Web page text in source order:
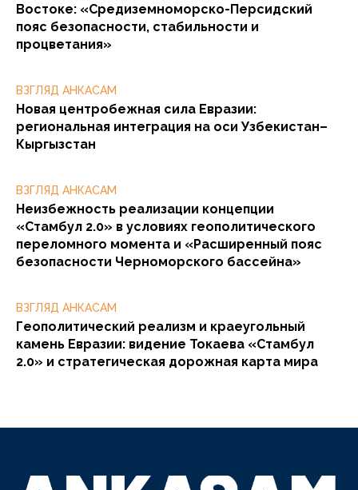
Востоке: «Средиземноморско-Персидский
пояс безопасности, стабильности и
процветания»
ВЗГЛЯД АНКАСАМ
Новая центробежная сила Евразии:
региональная интеграция на оси Узбекистан–
Кыргызстан
ВЗГЛЯД АНКАСАМ
Неизбежность реализации концепции
«Стамбул 2.0» в условиях геополитического
переломного момента и «Расширенный пояс
безопасности Черноморского бассейна»
ВЗГЛЯД АНКАСАМ
Геополитический реализм и краеугольный
камень Евразии: видение Токаева «Стамбул
2.0» и стратегическая дорожная карта мира